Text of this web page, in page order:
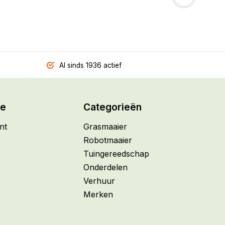
Al sinds 1936 actief
Categorieën
Grasmaaier
Robotmaaier
Tuingereedschap
Onderdelen
Verhuur
Merken